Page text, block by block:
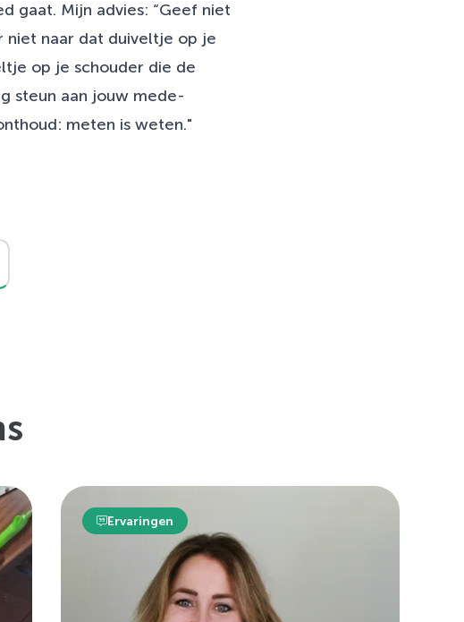
gaat. Mijn advies: “Geef niet
niet naar dat duiveltje op je
op je schouder die de
steun aan jouw mede-
meten is weten."
Ervaringen